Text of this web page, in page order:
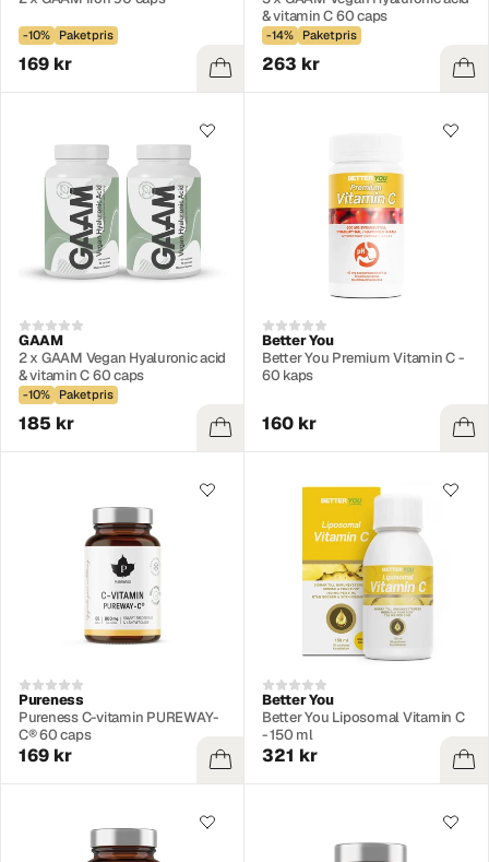
-10% Paketpris
169 kr
& vitamin C 60 caps
-14% Paketpris
263 kr
GAAM
2 x GAAM Vegan Hyaluronic acid
& vitamin C 60 caps
-10% Paketpris
185 kr
Better You
Better You Premium Vitamin C -
60 kaps
160 kr
Pureness
Pureness C-vitamin PUREWAY-
C® 60 caps
169 kr
Better You
Better You Liposomal Vitamin C
- 150 ml
321 kr